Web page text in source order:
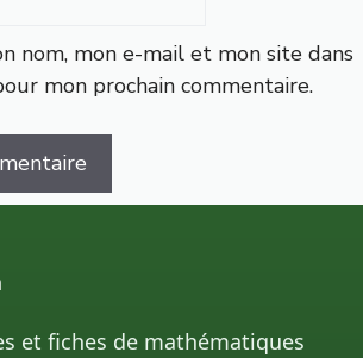
nom, mon e-mail et mon site dans
mon prochain commentaire.
et fiches de mathématiques